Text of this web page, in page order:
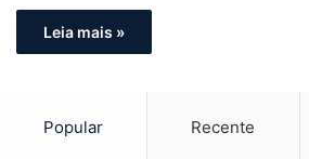
Leia mais »
Popular Recente